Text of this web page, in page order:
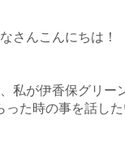
さんこんにちは！
私が伊香保グリー
った時の事を話し